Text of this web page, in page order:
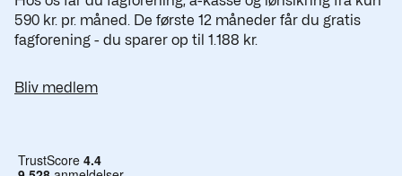
590 kr. pr. måned. De første 12 måneder får du gratis
fagforening - du sparer op til 1.188 kr.
Bliv medlem